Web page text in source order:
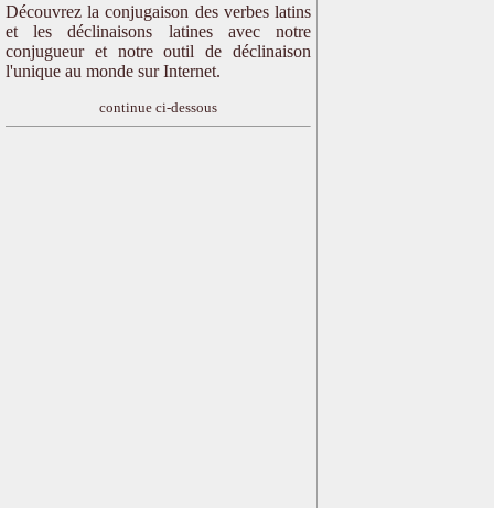
Découvrez la conjugaison des verbes latins
et les déclinaisons latines avec notre
conjugueur et notre outil de déclinaison
l'unique au monde sur Internet.
continue ci-dessous